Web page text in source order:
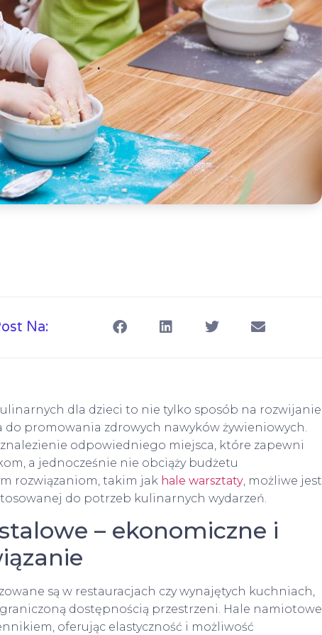
Na:
dla dzieci to nie tylko sposób na rozwijanie
do promowania zdrowych nawyków żywieniowych.
odpowiedniego miejsca, które zapewni
a jednocześnie nie obciąży budżetu
rozwiązaniom, takim jak hale warsztaty , możliwe jest
do potrzeb kulinarnych wydarzeń.
– ekonomiczne i
są w restauracjach czy wynajętych kuchniach,
dostępnością przestrzeni. Hale namiotowe
oferując elastyczność i możliwość